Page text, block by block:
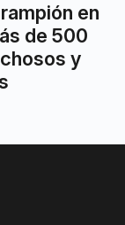
en
de 500
y